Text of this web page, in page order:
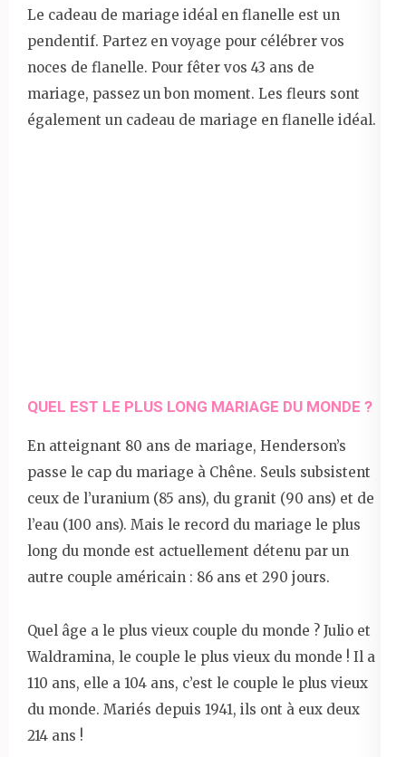
Le cadeau de mariage idéal en flanelle est un
pendentif. Partez en voyage pour célébrer vos
noces de flanelle. Pour fêter vos 43 ans de
mariage, passez un bon moment. Les fleurs sont
également un cadeau de mariage en flanelle idéal.
QUEL EST LE PLUS LONG MARIAGE DU MONDE ?
En atteignant 80 ans de mariage, Henderson’s
passe le cap du mariage à Chêne. Seuls subsistent
ceux de l’uranium (85 ans), du granit (90 ans) et de
l’eau (100 ans). Mais le record du mariage le plus
long du monde est actuellement détenu par un
autre couple américain : 86 ans et 290 jours.
Quel âge a le plus vieux couple du monde ? Julio et
Waldramina, le couple le plus vieux du monde ! Il a
110 ans, elle a 104 ans, c’est le couple le plus vieux
du monde. Mariés depuis 1941, ils ont à eux deux
214 ans !